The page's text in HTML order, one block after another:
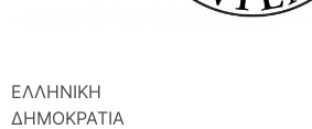
ΕΛΛΗΝΙΚΗ